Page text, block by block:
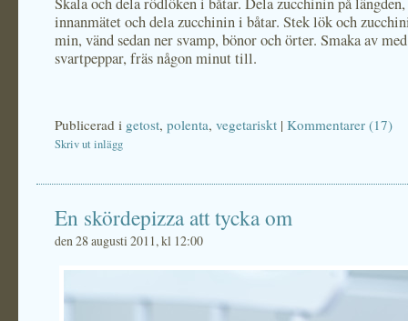
innanmätet och dela zucchinin i båtar. Stek lök och
min, vänd sedan ner svamp, bönor och örter. Smaka av
svartpeppar, fräs någon minut till.
Publicerad i getost, polenta, vegetariskt | Kommentarer (17)
Skriv ut inlägg
En skördepizza att tycka om
den 28 augusti 2011, kl 12:00